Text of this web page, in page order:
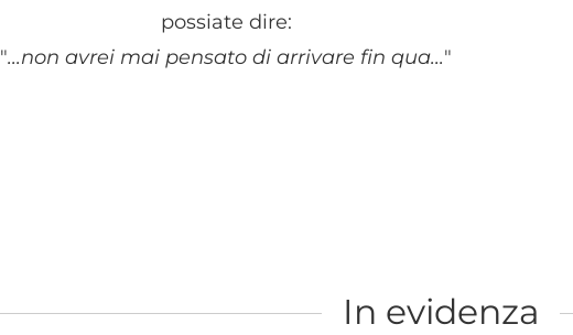
possiate dire:
"...non avrei mai pensato di arrivare fin qua..."
In evidenza